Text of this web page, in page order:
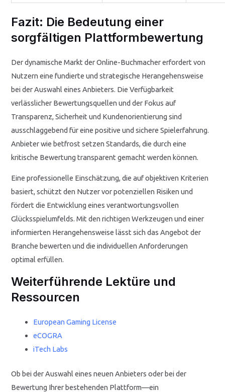
Fazit: Die Bedeutung einer
sorgfältigen Plattformbewertung
Der dynamische Markt der Online-Buchmacher erfordert von
Nutzern eine fundierte und strategische Herangehensweise
bei der Auswahl eines Anbieters. Die Verfügbarkeit
verlässlicher Bewertungsquellen und der Fokus auf
Transparenz, Sicherheit und Kundenorientierung sind
ausschlaggebend für eine positive und sichere Spielerfahrung.
Anbieter wie betfrost setzen Standards, die durch eine
kritische Bewertung transparent gemacht werden können.
Eine professionelle Einschätzung, die auf objektiven Kriterien
basiert, schützt den Nutzer vor potenziellen Risiken und
fördert die Entwicklung eines verantwortungsvollen
Glücksspielumfelds. Mit den richtigen Werkzeugen und einer
informierten Herangehensweise lässt sich das Angebot der
Branche bewerten und die individuellen Anforderungen
optimal erfüllen.
Weiterführende Lektüre und
Ressourcen
European Gaming License
eCOGRA
iTech Labs
Ob bei der Auswahl eines neuen Anbieters oder bei der
Bewertung Ihrer bestehenden Plattform—ein